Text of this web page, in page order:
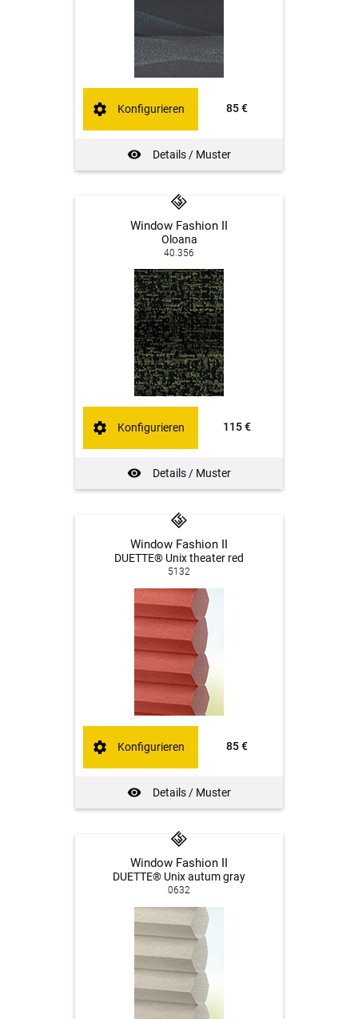
85 €
Details / Muster
Konfigurieren
Window Fashion II
Oloana
40.356
115 €
Details / Muster
Konfigurieren
Window Fashion II
DUETTE® Unix theater red
5132
85 €
Details / Muster
Konfigurieren
Window Fashion II
DUETTE® Unix autum gray
0632